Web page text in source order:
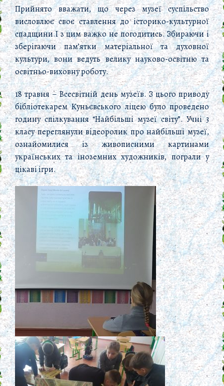
Прийнято вважати, що через музеї суспільство
висловлює своє ставлення до історико-культурної
спадщини.І з цим важко не погодитись. Збираючи і
зберігаючи пам’ятки матеріальної та духовної
культури, вони ведуть велику науково-освітню та
освітньо-виховну роботу.
18 травня – Всесвітній день музеїв. З цього приводу
бібліотекарем Куньєвського ліцею було проведено
годину спілкування “Найбільші музеї світу”. Учні 3
класу переглянули відеоролик про найбільші музеї,
ознайомилися із живописними картинами
українських та іноземних художників, пограли у
цікаві ігри.